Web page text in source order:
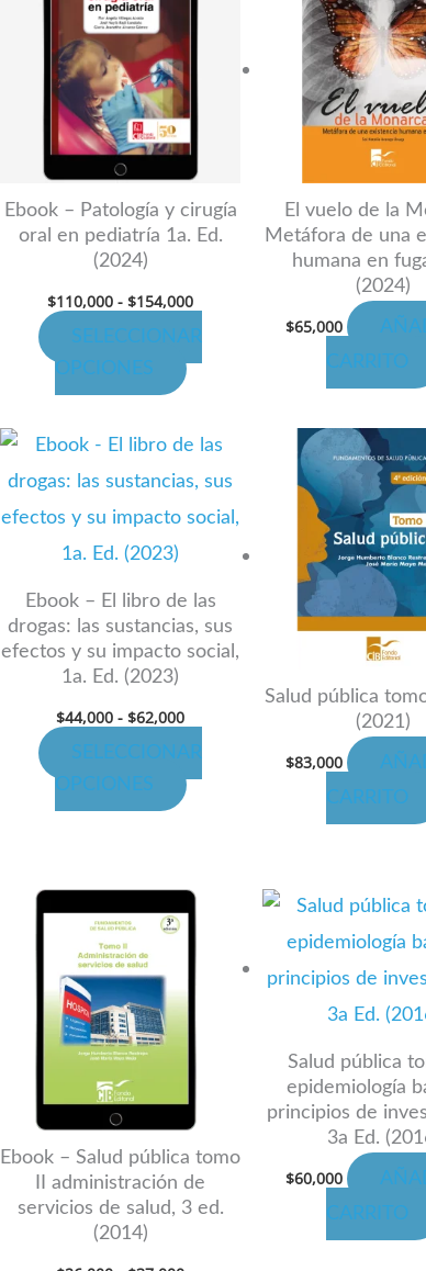
Ebook – Patología y cirugía
oral en pediatría 1a. Ed.
(2024)
$110,000 - $154,000
$154,000
SELECCIONAR
OPCIONES
variantes.
Las
opciones
se
pueden
elegir
la
página
de
El vuelo de la
Metáfora de una
humana en
(2024)
$65,000
CARRITO
Ebook – El libro de las
drogas: las sustancias, sus
efectos y su impacto social,
1a. Ed. (2023)
$44,000 - $62,000
Rango
de
precios:
desde
$44,000
SELECCIONAR
OPCIONES
Este
producto
tiene
Las
opciones
se
elegir
en
la
producto
Salud pública
(2021)
$83,000
CARRITO
Ebook – Salud pública tomo
II administración de
servicios de salud, 3 ed.
(2014)
Rango
de
hasta
$37,000
Este
múltiples
variantes.
se
pueden
elegir
en
Salud pública
epidemiología
principios de
3a Ed.
$60,000
CARRITO